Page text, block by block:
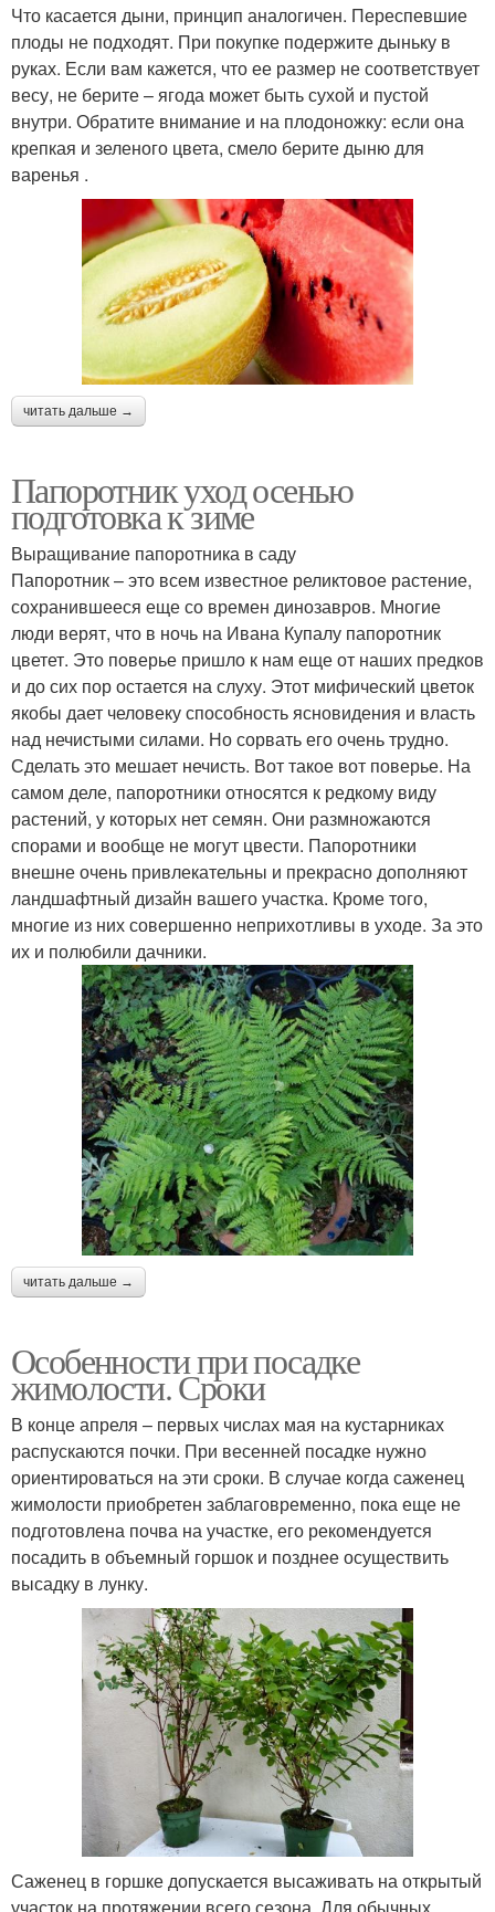
Что касается дыни, принцип аналогичен. Переспевшие
плоды не подходят. При покупке подержите дыньку в
руках. Если вам кажется, что ее размер не соответствует
весу, не берите – ягода может быть сухой и пустой
внутри. Обратите внимание и на плодоножку: если она
крепкая и зеленого цвета, смело берите дыню для
варенья .
читать дальше →
Папоротник уход осенью
подготовка к зиме
Выращивание папоротника в саду
Папоротник – это всем известное реликтовое растение,
сохранившееся еще со времен динозавров. Многие
люди верят, что в ночь на Ивана Купалу папоротник
цветет. Это поверье пришло к нам еще от наших предков
и до сих пор остается на слуху. Этот мифический цветок
якобы дает человеку способность ясновидения и власть
над нечистыми силами. Но сорвать его очень трудно.
Сделать это мешает нечисть. Вот такое вот поверье. На
самом деле, папоротники относятся к редкому виду
растений, у которых нет семян. Они размножаются
спорами и вообще не могут цвести. Папоротники
внешне очень привлекательны и прекрасно дополняют
ландшафтный дизайн вашего участка. Кроме того,
многие из них совершенно неприхотливы в уходе. За это
их и полюбили дачники.
читать дальше →
Особенности при посадке
жимолости. Сроки
В конце апреля – первых числах мая на кустарниках
распускаются почки. При весенней посадке нужно
ориентироваться на эти сроки. В случае когда саженец
жимолости приобретен заблаговременно, пока еще не
подготовлена почва на участке, его рекомендуется
посадить в объемный горшок и позднее осуществить
высадку в лунку.
Саженец в горшке допускается высаживать на открытый